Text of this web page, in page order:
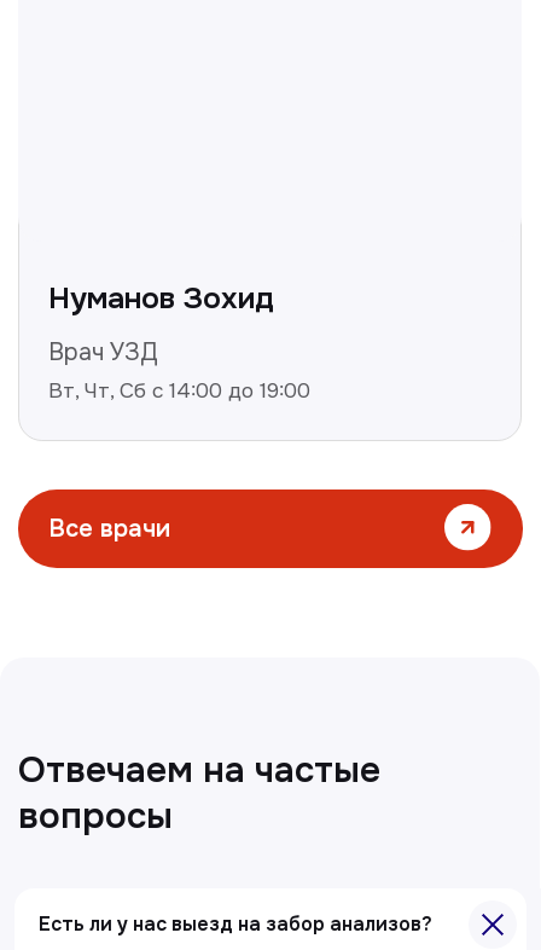
Есть ли у нас выезд на забор анализов?
Главная